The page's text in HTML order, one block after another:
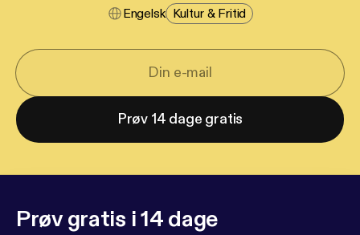
Engelsk Kultur & Fritid
Prøv 14 dage gratis
Prøv gratis i 14 dage